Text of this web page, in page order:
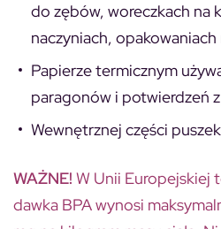
do zębów, woreczkach na
naczyniach,
Papierze termicznym
paragonów i potwierdzeń
Wewnętrznej części puszek
WAŻNE! W Unii Europejskiej
dawka BPA wynosi